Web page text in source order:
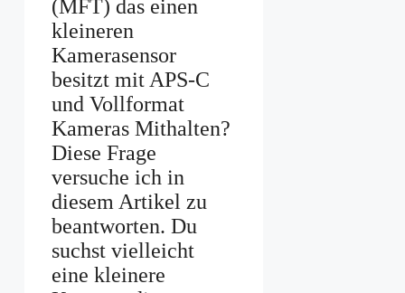
(MFT) das einen
kleineren
Kamerasensor
besitzt mit APS-C
und Vollformat
Kameras Mithalten?
Diese Frage
versuche ich in
diesem Artikel zu
beantworten. Du
suchst vielleicht
eine kleinere